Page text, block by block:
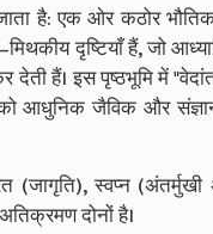
है: एक ओर कठोर
दृष्टियाँ हैं, जो
हैं। इस पृष्ठभूमि में
आधुनिक जैविक और
स्वप्न (अंतर्मुखी
दोनों है।